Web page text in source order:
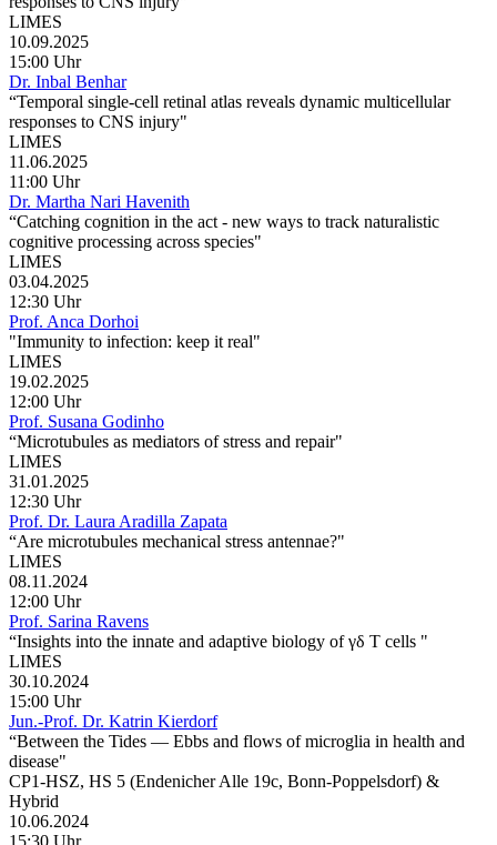
LIMES
10.09.2025
15:00 Uhr
Dr. Inbal Benhar
“Temporal single-cell retinal atlas reveals dynamic multicellular
responses to CNS injury"
LIMES
11.06.2025
11:00 Uhr
Dr. Martha Nari Havenith
“Catching cognition in the act - new ways to track naturalistic
cognitive processing across species"
LIMES
03.04.2025
12:30 Uhr
Prof. Anca Dorhoi
"Immunity to infection: keep it real"
LIMES
19.02.2025
12:00 Uhr
Prof. Susana Godinho
“Microtubules as mediators of stress and repair"
LIMES
31.01.2025
12:30 Uhr
Prof. Dr. Laura Aradilla Zapata
“Are microtubules mechanical stress antennae?"
LIMES
08.11.2024
12:00 Uhr
Prof. Sarina Ravens
“Insights into the innate and adaptive biology of γδ T cells "
LIMES
30.10.2024
15:00 Uhr
Jun.-Prof. Dr. Katrin Kierdorf
“Between the Tides — Ebbs and flows of microglia in health and
disease"
CP1-HSZ, HS 5 (Endenicher Alle 19c, Bonn-Poppelsdorf) &
Hybrid
10.06.2024